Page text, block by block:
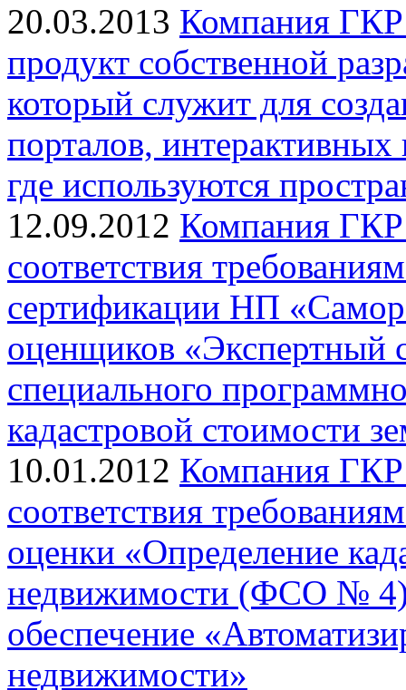
20.03.2013 Компания ГКР
продукт собственной
который служит для
порталов,
где используются
12.09.2012 Компания ГКР
соответствия
сертификации НП
оценщиков «Экспертный
специального
кадастровой стоимости
10.01.2012 Компания ГКР
соответствия
оценки «Определение
недвижимости (ФСО № 4)
обеспечение
недвижимости»